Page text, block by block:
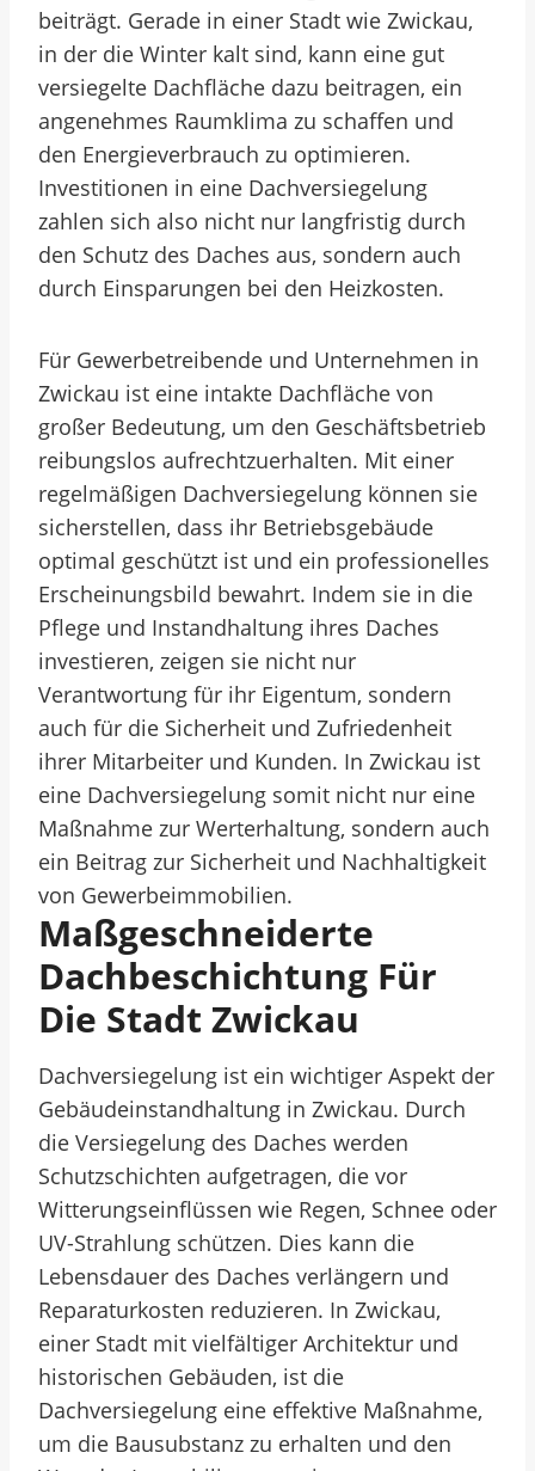
beiträgt. Gerade in einer Stadt wie Zwickau,
in der die Winter kalt sind, kann eine gut
versiegelte Dachfläche dazu beitragen, ein
angenehmes Raumklima zu schaffen und
den Energieverbrauch zu optimieren.
Investitionen in eine Dachversiegelung
zahlen sich also nicht nur langfristig durch
den Schutz des Daches aus, sondern auch
durch Einsparungen bei den Heizkosten.
Für Gewerbetreibende und Unternehmen in
Zwickau ist eine intakte Dachfläche von
großer Bedeutung, um den Geschäftsbetrieb
reibungslos aufrechtzuerhalten. Mit einer
regelmäßigen Dachversiegelung können sie
sicherstellen, dass ihr Betriebsgebäude
optimal geschützt ist und ein professionelles
Erscheinungsbild bewahrt. Indem sie in die
Pflege und Instandhaltung ihres Daches
investieren, zeigen sie nicht nur
Verantwortung für ihr Eigentum, sondern
auch für die Sicherheit und Zufriedenheit
ihrer Mitarbeiter und Kunden. In Zwickau ist
eine Dachversiegelung somit nicht nur eine
Maßnahme zur Werterhaltung, sondern auch
ein Beitrag zur Sicherheit und Nachhaltigkeit
von Gewerbeimmobilien.
Maßgeschneiderte
Dachbeschichtung Für
Die Stadt Zwickau
Dachversiegelung ist ein wichtiger Aspekt der
Gebäudeinstandhaltung in Zwickau. Durch
die Versiegelung des Daches werden
Schutzschichten aufgetragen, die vor
Witterungseinflüssen wie Regen, Schnee oder
UV-Strahlung schützen. Dies kann die
Lebensdauer des Daches verlängern und
Reparaturkosten reduzieren. In Zwickau,
einer Stadt mit vielfältiger Architektur und
historischen Gebäuden, ist die
Dachversiegelung eine effektive Maßnahme,
um die Bausubstanz zu erhalten und den